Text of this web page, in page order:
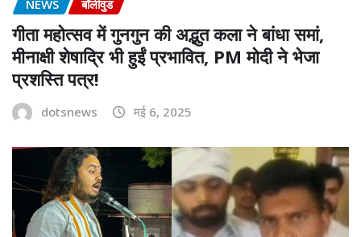
NEWS बॉलीवुड
गीता महोत्सव में गुनगुन की अद्भुत कला ने बांधा समां,
मीनाक्षी शेषाद्रि भी हुईं प्रभावित, PM मोदी ने भेजा
प्रशस्ति पत्र!
dotsnews मई 6, 2025